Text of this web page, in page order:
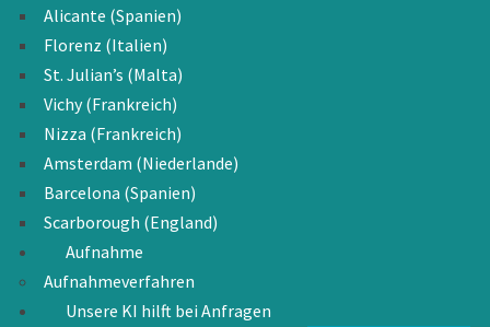
Alicante (Spanien)
Florenz (Italien)
St. Julian’s (Malta)
Vichy (Frankreich)
Nizza (Frankreich)
Amsterdam (Niederlande)
Barcelona (Spanien)
Scarborough (England)
Aufnahme
Aufnahmeverfahren
Unsere KI hilft bei Anfragen